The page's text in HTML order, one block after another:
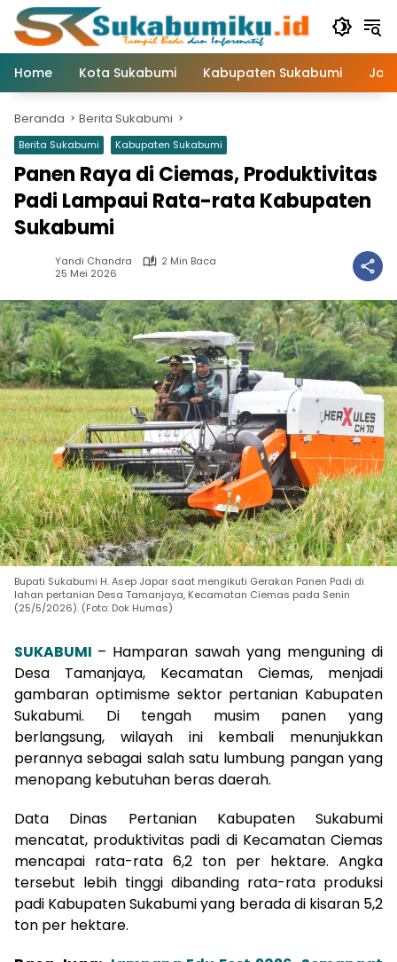
Langsung
konten
Home
Kota Sukabumi Kabupaten Sukabumi
Beranda Berita Sukabumi
Berita Sukabumi Kabupaten Sukabumi
Panen Raya di Ciemas, Produktivitas
Padi Lampaui Rata-rata Kabupaten
Sukabumi
Yandi Chandra
2 Min Baca
25 Mei 2026
Bupati Sukabumi H. Asep Japar saat mengikuti Gerakan Panen Padi di
lahan pertanian Desa Tamanjaya, Kecamatan Ciemas pada Senin
(25/5/2026). (Foto: Dok Humas)
SUKABUMI – Hamparan sawah yang menguning di
Desa Tamanjaya, Kecamatan Ciemas, menjadi
gambaran optimisme sektor pertanian Kabupaten
Sukabumi. Di tengah musim panen yang
berlangsung, wilayah ini kembali menunjukkan
perannya sebagai salah satu lumbung pangan yang
menopang kebutuhan beras daerah.
Data Dinas Pertanian Kabupaten Sukabumi
mencatat, produktivitas padi di Kecamatan Ciemas
mencapai rata-rata 6,2 ton per hektare. Angka
tersebut lebih tinggi dibanding rata-rata produksi
padi Kabupaten Sukabumi yang berada di kisaran 5,2
ton per hektare.